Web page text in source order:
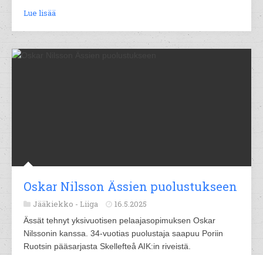
Lue lisää
Oskar Nilsson Ässien puolustukseen
Jääkiekko - Liiga 16.5.2025
Ässät tehnyt yksivuotisen pelaajasopimuksen Oskar
Nilssonin kanssa. 34-vuotias puolustaja saapuu Poriin
Ruotsin pääsarjasta Skellefteå AIK:in riveistä.